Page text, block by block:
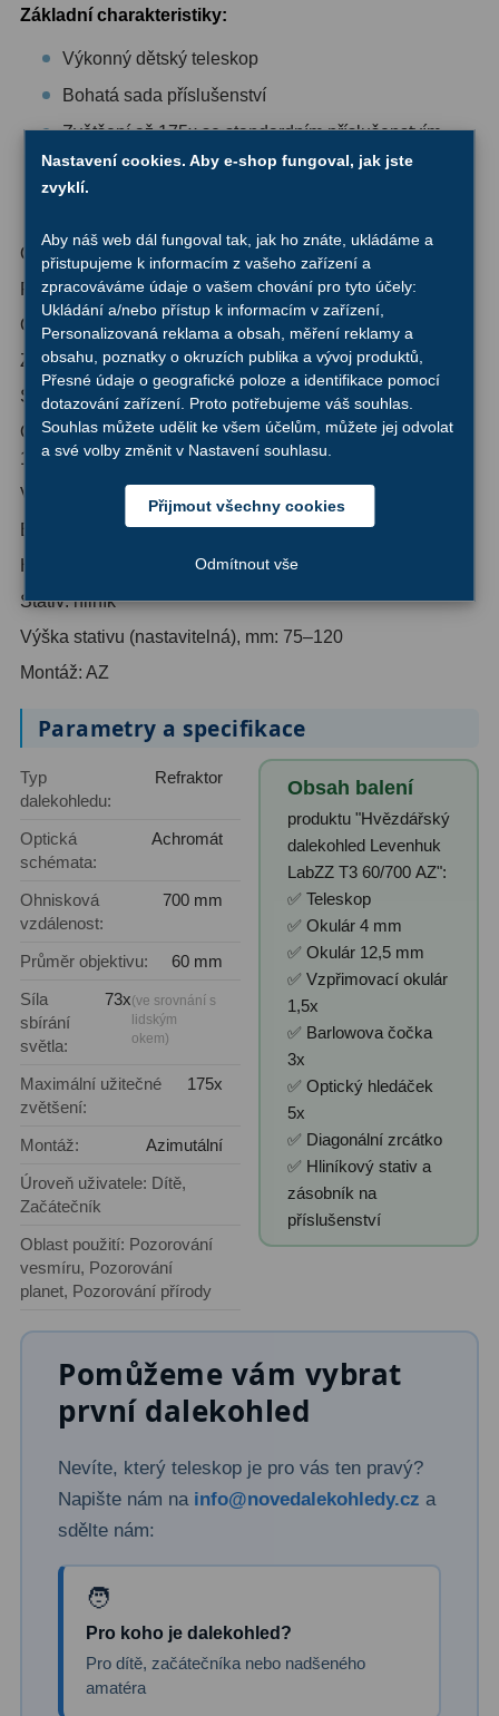
Montáže 93
Azimutální AZ5
Paralaktické EQ
Stativy a pilíře
Motory a pohony13
Upínací prvky
Seřízení
Laserové kolimátory6
Diagonální zrcátka
Diagonální hranoly
Amici hranoly 45°11
Amici hranoly 90°
AstroFoto 306
Planetární kamery
Deep-Sky kamery
Guiding kamery14
T-kroužky16
Adaptéry projekční11
Adaptéry T239
Adaptéry M4833
Filtry L-RGB7
Filtry IR-Pass
Filtry IR-Block10
Filtry Clip
Filtry CCD Hα, OIII7
Filtrová kola a rámy
Rovnače a reduktory13
Základní charakteristiky:
Výkonný dětský teleskop
Bohatá sada příslušenství
Zvětšení až 175x se standardním příslušenstvím
Snadné ovládání a nízká hmotnost
Optická konstrukce: refraktor
Průměr objektivu (apertura), mm: 60
Ohnisková vzdálenost, mm: 700
Zvětšení, x: 56–175
Světelnost: f11/7
Okuláry: 4 mm (175х), 12,5 mm (56х); vzpřimovací okulár
1,5x
Vnitřní průměr okulárů: 0,96
Barlowova čočka: 3x
Stativ: hliník
Výška stativu (nastavitelná), mm: 75–120
Montáž: AZ
Parametry a specifikace
Typ
dalekohledu:
Refraktor
Optická
schémata:
Achromát
Ohnisková
vzdálenost:
700 mm
Průměr objektivu:
60 mm
Síla
sbírání
světla:
73x(ve srovnání s
lidským
okem)
Maximální užitečné
zvětšení:
175x
Montáž:
Azimutální
Úroveň uživatele: Dítě,
Začátečník
Oblast použití: Pozorování
vesmíru, Pozorování
planet, Pozorování přírody
Obsah balení
produktu "Hvězdářský
dalekohled Levenhuk
LabZZ T3 60/700 AZ":
✅ Teleskop
✅ Okulár 4 mm
✅ Okulár 12,5 mm
✅ Vzpřimovací okulár
1,5x
✅ Barlowova čočka
3x
✅ Optický hledáček
5x
✅ Diagonální zrcátko
✅ Hliníkový stativ a
zásobník na
příslušenství
Pomůžeme vám vybrat
první dalekohled
Nevíte, který teleskop je pro vás ten pravý?
Napište nám na info@novedalekohledy.cz a
sdělte nám:
Pro koho je dalekohled?
Pro dítě, začátečníka nebo nadšeného
amatéra
Nastavení cookies. Aby e-shop fungoval, jak jste
zvyklí.
Aby náš web dál fungoval tak, jak ho znáte, ukládáme a
přistupujeme k informacím z vašeho zařízení a
zpracováváme údaje o vašem chování pro tyto účely:
Ukládání a/nebo přístup k informacím v zařízení,
Personalizovaná reklama a obsah, měření reklamy a
obsahu, poznatky o okruzích publika a vývoj produktů,
Přesné údaje o geografické poloze a identifikace pomocí
dotazování zařízení. Proto potřebujeme váš souhlas.
Souhlas můžete udělit ke všem účelům, můžete jej odvolat
a své volby změnit v Nastavení souhlasu.
Přijmout všechny cookies
Odmítnout vše